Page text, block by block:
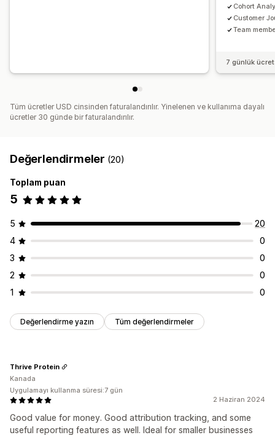
Cohort
Customer
Team
7 günlük
Tüm ücretler USD cinsinden faturalandırılır. Yinelenen ve kullanıma dayalı
ücretler 30 günde bir faturalandırılır.
Değerlendirmeler (20)
Toplam puan
5
5
20
4
0
3
0
2
0
1
0
Değerlendirme yazın Tüm değerlendirmeler
2 Haziran 2024
Good value for money. Good attribution tracking, and some
useful reporting features as well. Ideal for smaller businesses
Thrive Protein
Kanada
Uygulamayı kullanma süresi:7 gün